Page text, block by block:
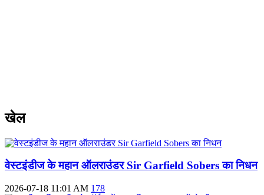
खेल
वेस्टइंडीज के महान ऑलराउंडर Sir Garfield Sobers का निधन
2026-07-18 11:01 AM 178